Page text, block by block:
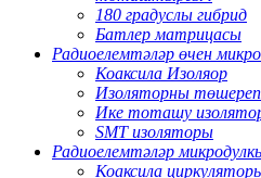
180 градуслы гибрид
Батлер матрицасы
Радиоелемтәләр өчен
Коаксила Изоляор
Изоляторны
Ике тоташу
SMT изоляторы
Радиоелемтәләр
Коаксила